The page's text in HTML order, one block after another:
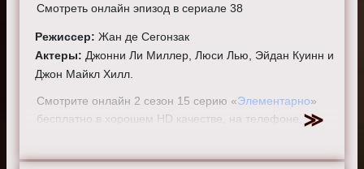
Смотреть онлайн эпизод в сериале 38
Режиссер: Жан де Сегонзак
Актеры: Джонни Ли Миллер, Люси Лью, Эйдан Куинн и
Джон Майкл Хилл.
Смотрите онлайн 2 сезон 15 серию «Элементарно»
бесплатно в хорошем HD качестве, на телефоне,